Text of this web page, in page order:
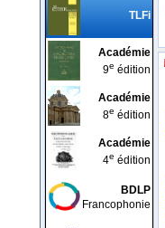
TLFi
Académie
9e édition
Académie
8e édition
Académie
4e édition
BDLP
Francophonie